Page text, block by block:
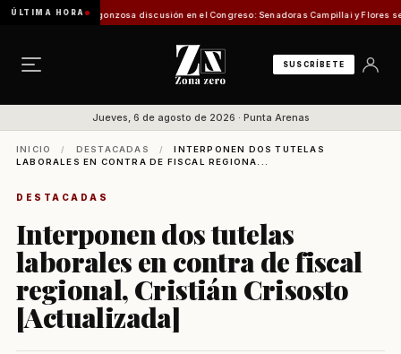
ÚLTIMA HORA
Vergonzosa discusión en el Congreso: Senadoras Campillai y Flores se
SUSCRÍBETE
Jueves, 6 de agosto de 2026 · Punta Arenas
INICIO / DESTACADAS /
INTERPONEN DOS TUTELAS
LABORALES EN CONTRA DE FISCAL REGIONA...
DESTACADAS
Interponen dos tutelas
laborales en contra de fiscal
regional, Cristián Crisosto
[Actualizada]